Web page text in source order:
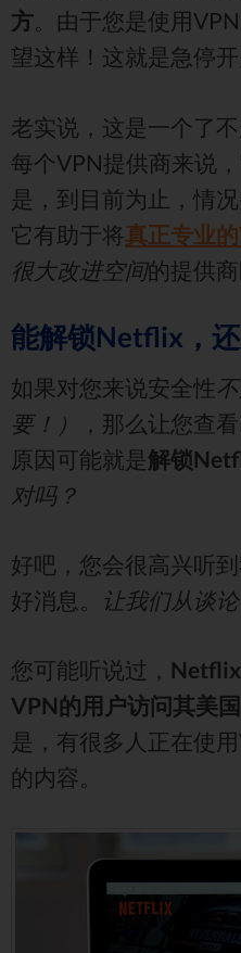
方。由于您是使用
望这样！这就是急停开
老实说，这是一个了
每个VPN提供商来说，
是，到目前为止，情
它有助于将真正专业
很大改进空间的提供商
能解锁Netflix，
如果对您来说安全性
要！）
，那么让您查
原因可能就是解锁
对吗？
好吧，您会很高兴听
好消息。
让我们从谈
您可能听说过，
VPN的用户访问其美
是，有很多人正在使
的内容。